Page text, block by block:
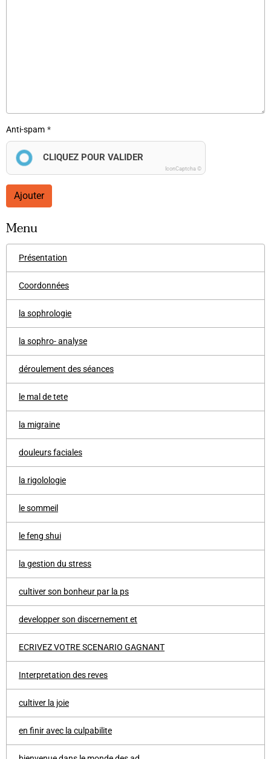
Anti-spam
CLIQUEZ POUR VALIDER
IconCaptcha ©
Ajouter
Menu
Présentation
Coordonnées
la sophrologie
la sophro- analyse
déroulement des séances
le mal de tete
la migraine
douleurs faciales
la rigolologie
le sommeil
le feng shui
la gestion du stress
cultiver son bonheur par la ps
developper son discernement et
ECRIVEZ VOTRE SCENARIO GAGNANT
Interpretation des reves
cultiver la joie
en finir avec la culpabilite